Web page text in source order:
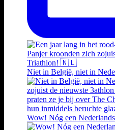
Niet in België, niet in
Wow! Nóg een